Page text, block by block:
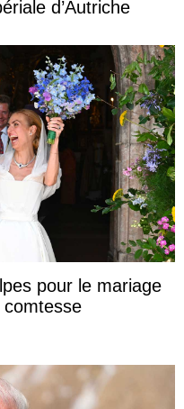
d’Autriche
pour le mariage
comtesse